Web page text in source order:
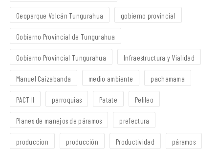
Geoparque Volcán Tungurahua gobierno provincial
Gobierno Provincial de Tungurahua
Gobierno Provincial Tungurahua Infraestructura y Vialidad
Manuel Caizabanda medio ambiente pachamama
PACT II parroquias Patate Pelileo
Planes de manejos de páramos prefectura
produccion producción Productividad páramos